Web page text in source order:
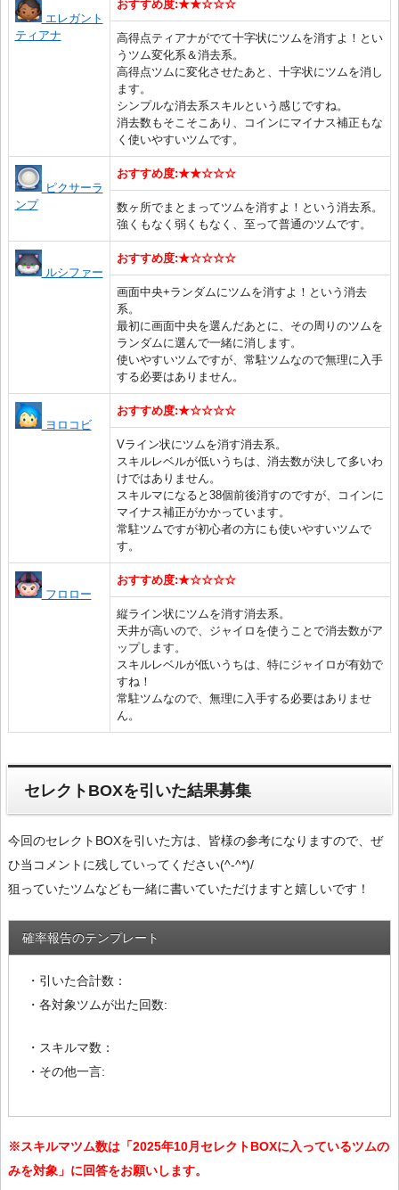
エレガント
ティアナ
おすすめ度:★★☆☆☆
高得点ティアナがでて十字状にツムを消すよ！とい
うツム変化系＆消去系。
高得点ツムに変化させたあと、十字状にツムを消し
ます。
シンプルな消去系スキルという感じですね。
消去数もそこそこあり、コインにマイナス補正もな
く使いやすいツムです。
ピクサーラ
ンプ
おすすめ度:★★☆☆☆
数ヶ所でまとまってツムを消すよ！という消去系。
強くもなく弱くもなく、至って普通のツムです。
ルシファー
おすすめ度:★☆☆☆☆
画面中央+ランダムにツムを消すよ！という消去
系。
最初に画面中央を選んだあとに、その周りのツムを
ランダムに選んで一緒に消します。
使いやすいツムですが、常駐ツムなので無理に入手
する必要はありません。
ヨロコビ
おすすめ度:★☆☆☆☆
Vライン状にツムを消す消去系。
スキルレベルが低いうちは、消去数が決して多いわ
けではありません。
スキルマになると38個前後消すのですが、コインに
マイナス補正がかかっています。
常駐ツムですが初心者の方にも使いやすいツムで
す。
フロロー
おすすめ度:★☆☆☆☆
縦ライン状にツムを消す消去系。
天井が高いので、ジャイロを使うことで消去数がア
ップします。
スキルレベルが低いうちは、特にジャイロが有効で
すね！
常駐ツムなので、無理に入手する必要はありませ
ん。
セレクトBOXを引いた結果募集
今回のセレクトBOXを引いた方は、皆様の参考になりますので、ぜ
ひ当コメントに残していってください(^-^*)/
狙っていたツムなども一緒に書いていただけますと嬉しいです！
確率報告のテンプレート
・引いた合計数：
・各対象ツムが出た回数:
・スキルマ数：
・その他一言:
※スキルマツム数は「2025年10月セレクトBOXに入っているツムの
みを対象」に回答をお願いします。